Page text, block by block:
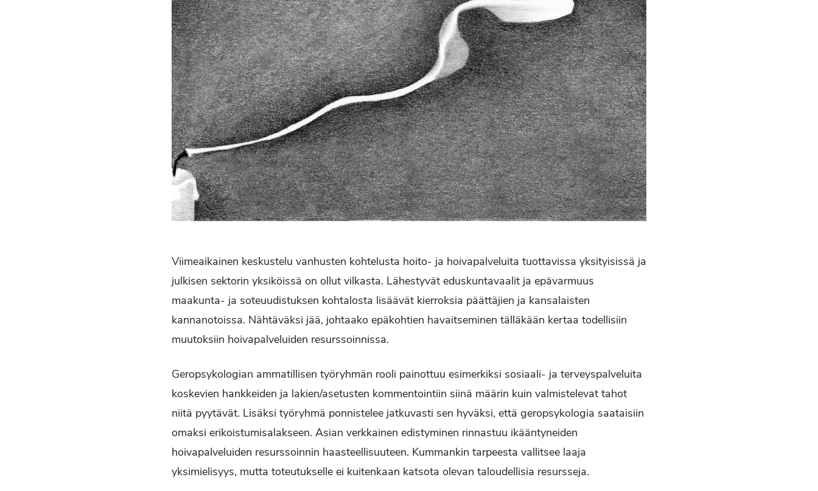
Viimeaikainen keskustelu vanhusten kohtelusta hoito- ja hoivapalveluita tuottavissa yksityisissä ja
julkisen sektorin yksiköissä on ollut vilkasta. Lähestyvät eduskuntavaalit ja epävarmuus
maakunta- ja soteuudistuksen kohtalosta lisäävät kierroksia päättäjien ja kansalaisten
kannanotoissa. Nähtäväksi jää, johtaako epäkohtien havaitseminen tälläkään kertaa todellisiin
muutoksiin hoivapalveluiden resurssoinnissa.
Geropsykologian ammatillisen työryhmän rooli painottuu esimerkiksi sosiaali- ja terveyspalveluita
koskevien hankkeiden ja lakien/asetusten kommentointiin siinä määrin kuin valmistelevat tahot
niitä pyytävät. Lisäksi työryhmä ponnistelee jatkuvasti sen hyväksi, että geropsykologia saataisiin
omaksi erikoistumisalakseen. Asian verkkainen edistyminen rinnastuu ikääntyneiden
hoivapalveluiden resurssoinnin haasteellisuuteen. Kummankin tarpeesta vallitsee laaja
yksimielisyys, mutta toteutukselle ei kuitenkaan katsota olevan taloudellisia resursseja.